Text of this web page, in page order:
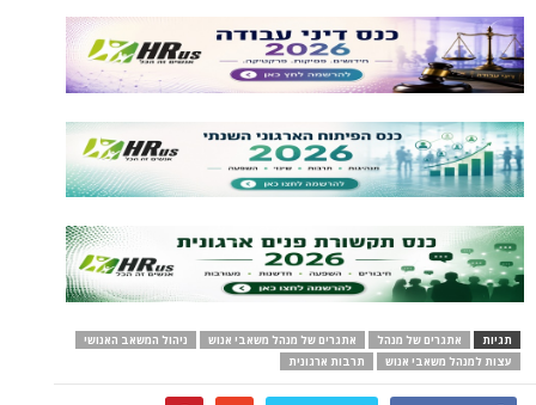
תגיות אתגרים של מנהל אתגרים של מנהל משאבי אנוש
ניהול המשאב האנושי
עצות למנהל משאבי אנוש
תרבות ארגונית